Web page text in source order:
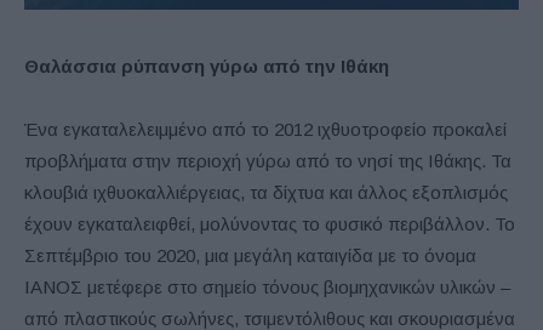
Θαλάσσια ρύπανση γύρω από την Ιθάκη
Ένα εγκαταλελειμμένο από το 2012 ιχθυοτροφείο προκαλεί
προβλήματα στην περιοχή γύρω από το νησί της Ιθάκης. Τα
κλουβιά ιχθυοκαλλιέργειας, τα δίχτυα και άλλος εξοπλισμός
έχουν εγκαταλειφθεί, μολύνοντας το φυσικό περιβάλλον. Το
Σεπτέμβριο του 2020, μια μεγάλη καταιγίδα με το όνομα
ΙΑΝΟΣ μετέφερε στο σημείο τόνους βιομηχανικών υλικών –
από πλαστικούς σωλήνες, τσιμεντόλιθους και σκουριασμένα